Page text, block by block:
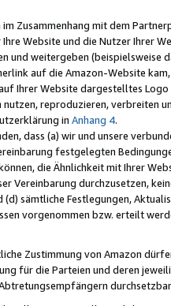
Zusammenhang mit dem
Website und die Nutzer Ihrer
und weitergeben
auf die Amazon-Website
Ihrer Website dargestelltes
nutzen, reproduzieren, verbreiten
in Anhang 4.
dass (a) wir und unsere
festgelegten
die Ähnlichkeit mit Ihrer
Vereinbarung durchzusetzen,
sämtliche Festlegungen,
vorgenommen bzw. erteilt
Zustimmung von Amazon
für die Parteien und deren